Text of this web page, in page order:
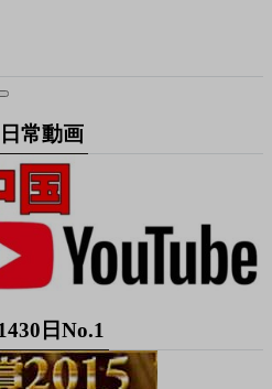
常動画
日No.1